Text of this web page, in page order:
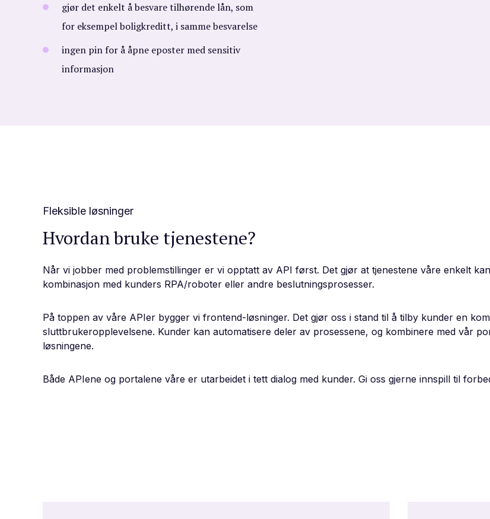
gjør det enkelt å besvare tilhørende lån, som
for eksempel boligkreditt, i samme besvarelse
ingen pin for å åpne eposter med sensitiv
informasjon
Fleksible løsninger
Hvordan bruke tjenestene?
Når vi jobber med problemstillinger er vi opptatt av API først. Det gjør at tjenestene våre enkelt
kombinasjon med kunders RPA/roboter eller andre beslutningsprosesser.
På toppen av våre APIer bygger vi frontend-løsninger. Det gjør oss i stand til å tilby kunder en
sluttbrukeropplevelsene. Kunder kan automatisere deler av prosessene, og kombinere med vår
løsningene.
Både APIene og portalene våre er utarbeidet i tett dialog med kunder. Gi oss gjerne innspill til